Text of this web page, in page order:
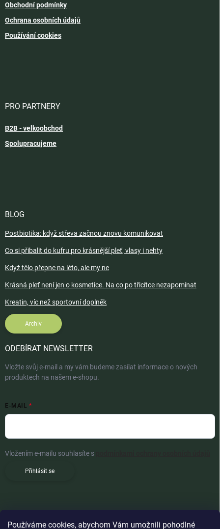
Používáme cookies, abychom Vám umožnili pohodlné
Obchodní podmínky
Ochrana osobních údajů
Používání cookies
PRO PARTNERY
B2B - velkoobchod
Spolupracujeme
BLOG
Postbiotika: když střeva začnou znovu komunikovat
Co si přibalit do kufru pro krásnější pleť, vlasy i nehty
Když tělo přepne na léto, ale my ne
Krásná pleť není jen o kosmetice. Na co po třicítce nezapomínat
Kreatin, víc než sportovní doplněk
Archiv
ODEBÍRAT NEWSLETTER
Vložte svůj e-mail a my vám budeme zasílat informace o nových
produktech na našem e-shopu.
E-MAIL
Vložením e-mailu souhlasíte s
Přihlásit se